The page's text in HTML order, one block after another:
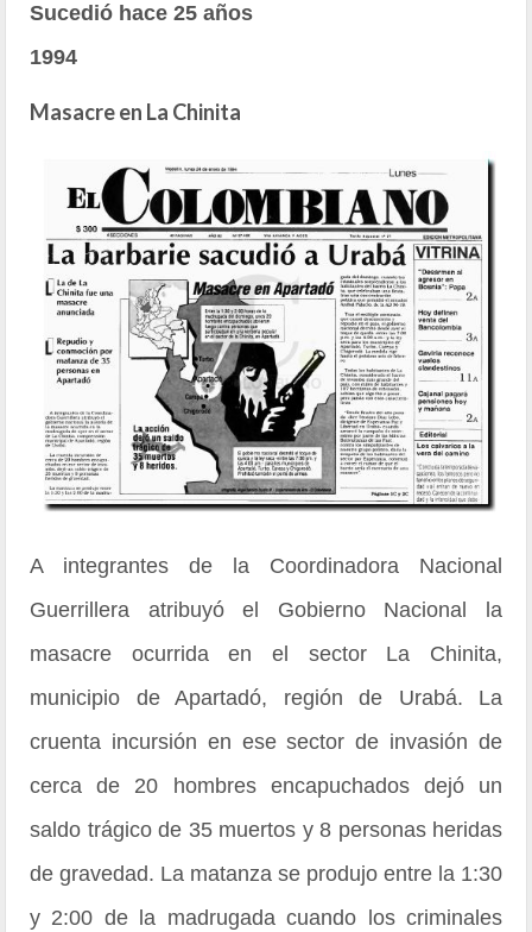
Sucedió hace 25 años
1994
Masacre en La Chinita
A integrantes de la Coordinadora Nacional
Guerrillera atribuyó el Gobierno Nacional la
masacre ocurrida en el sector La Chinita,
municipio de Apartadó, región de Urabá. La
cruenta incursión en ese sector de invasión de
cerca de 20 hombres encapuchados dejó un
saldo trágico de 35 muertos y 8 personas heridas
de gravedad. La matanza se produjo entre la 1:30
y 2:00 de la madrugada cuando los criminales